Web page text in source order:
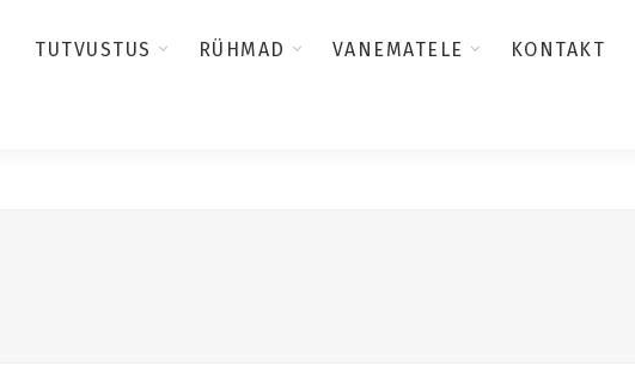
TUTVUSTUS RÜHMAD VANEMATELE KONTAKT